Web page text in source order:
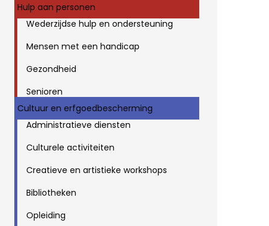
Hulp aan personen
Wederzijdse hulp en ondersteuning
Mensen met een handicap
Gezondheid
Senioren
Cultuur en erfgoedbescherming
Administratieve diensten
Culturele activiteiten
Creatieve en artistieke workshops
Bibliotheken
Opleiding